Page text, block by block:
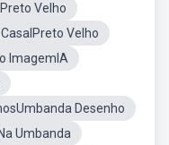
Velho
Velho
ImagemIA
Desenho
Umbanda